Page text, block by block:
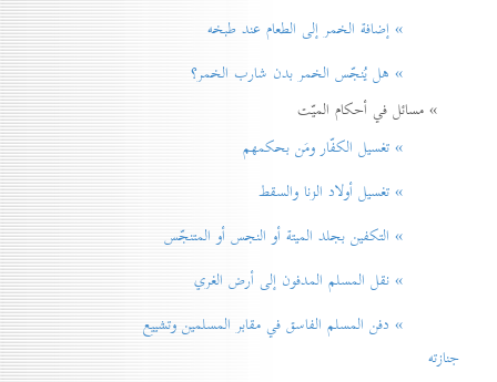
» إضافة الخمر إلی الطعام عند طبخه
» هل يُنجّس الخمر بدن شارب الخمر؟
» مسائل في أحكام الميّت
» تغسيل الكفّار ومَن بحكمهم
» تغسيل أولاد الزنا والسقط
» التكفين بجلد الميتة أو النجس أو المتنجّس
» نقل المسلم المدفون إلی أرض الغري
» دفن المسلم الفاسق في مقابر المسلمين وتشييع
جنازته